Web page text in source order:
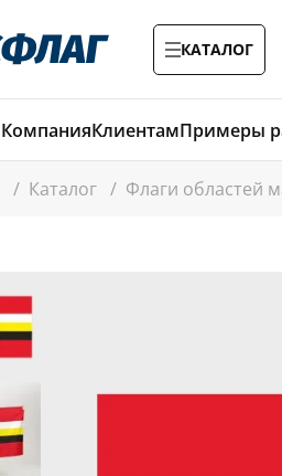
КАТАЛОГ
КомпанияКлиентамПримеры
/ Каталог / Флаги областей